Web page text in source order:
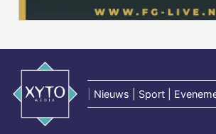
Nieuws | Sport |